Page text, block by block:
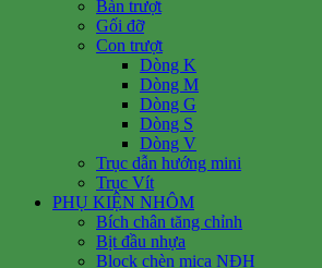
Bàn trượt
Gối đỡ
Con trượt
Dòng K
Dòng M
Dòng G
Dòng S
Dòng V
Trục dẫn hướng mini
Trục Vít
PHỤ KIỆN NHÔM
Bích chân tăng chỉnh
Bịt đầu nhựa
Block chèn mica NĐH